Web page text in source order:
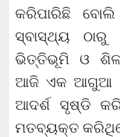
କରିପାରିଛି ବୋଲି
ସ୍ବାସ୍ଥ୍ୟ
ଭିତ୍ତିଭୂମି ଓ
ଆଜି ଏକ ଆଗୁଆ
ଆଦର୍ଶ ସୃଷ୍ଡି
ମତବ୍ୟକ୍ତ